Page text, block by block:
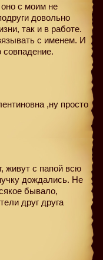
с моим не
довольно
так и в работе.
с именем. И
совпадение.
,ну просто
живут с папой всю
дождались. Не
бывало,
друг друга